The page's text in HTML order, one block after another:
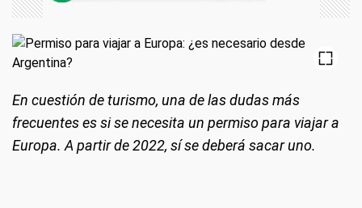
En cuestión de turismo, una de las dudas más
frecuentes es si se necesita un permiso para viajar a
Europa. A partir de 2022, sí se deberá sacar uno.